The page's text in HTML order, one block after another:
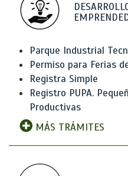
Parque Industrial
Permiso para Ferias
Registra Simple
Registro PUPA.
Productivas
MÁS TRÁMITES